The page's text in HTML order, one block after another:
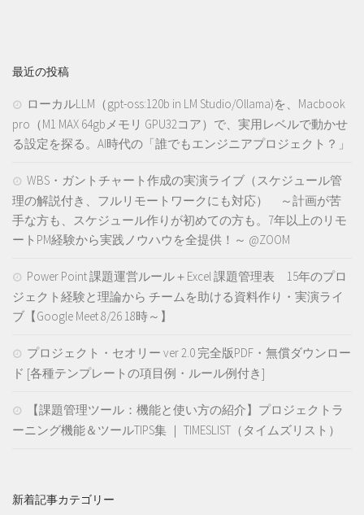
最近の投稿
ローカルLLM（gpt-oss:120b in LM Studio/Ollama)を、Macbook
pro（M1 MAX 64gbメモリ GPU32コア）で、実用レベルで動かせ
る設定を探る。AI時代の「誰でもエンジニアプロジェクト？」
WBS・ガントチャート作成の実演ライブ（スケジュール管
理の解説付き、フルリモートワークにも対応） ～計画が苦
手な方も、スケジュール作りが初めての方も。7年以上のリモ
ートPM経験から実践ノウハウを全提供！～ @ZOOM
Power Point 課題運営ルール＋Excel 課題管理表 15年のプロ
ジェクト経験と理論から チームを助ける資料作り・実演ライ
ブ【Google Meet 8/26 18時～】
プロジェクト・セオリー ver 2.0 完全版PDF・無償ダウンロー
ド [各種テンプレートの項目例・ルール例付き]
【課題管理ツール：機能と使い方の紹介】プロジェクトラ
ーニング機能＆ツールTIPS集 ｜ TIMESLIST（タイムズリスト）
新着記事カテゴリー